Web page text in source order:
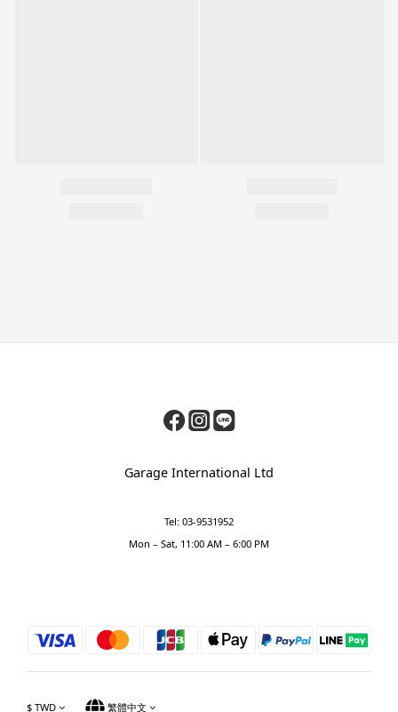
Garage International Ltd
Tel: 03-9531952
Mon – Sat, 11:00 AM – 6:00 PM
$ TWD 繁體中文